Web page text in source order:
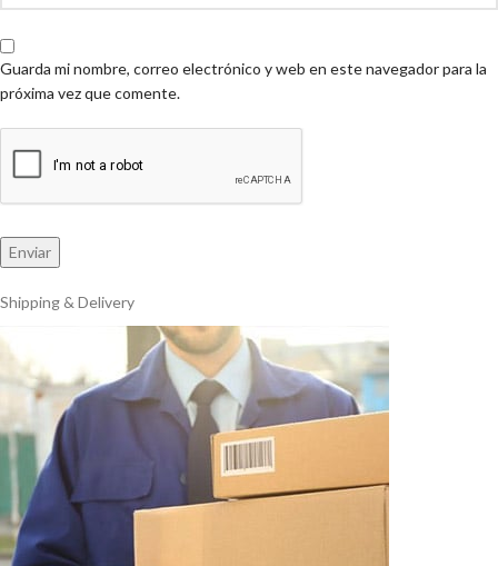
Guarda mi nombre, correo electrónico y web en este navegador para la
próxima vez que comente.
Shipping & Delivery